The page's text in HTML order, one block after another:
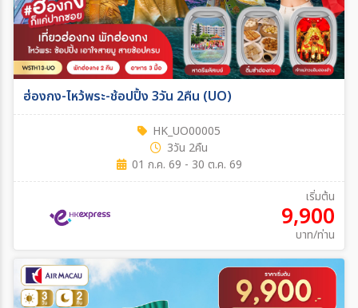
ฮ่องกง-ไหว้พระ-ช้อปปิ้ง 3วัน 2คืน (UO)
HK_UO00005
3วัน 2คืน
01 ก.ค. 69 - 30 ต.ค. 69
เริ่มต้น
9,900
บาท/ท่าน